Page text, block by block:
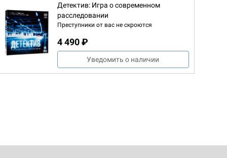
Детектив: Игра о современном
расследовании
Преступники от вас не скроются
4 490 ₽
Уведомить о наличии